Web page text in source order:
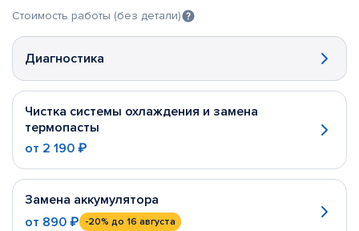
Стоимость работы (без детали)
Диагностика
Чистка системы охлаждения и замена
термопасты
от 2 190 ₽
Замена аккумулятора
от 890 ₽ -20% до 16 августа